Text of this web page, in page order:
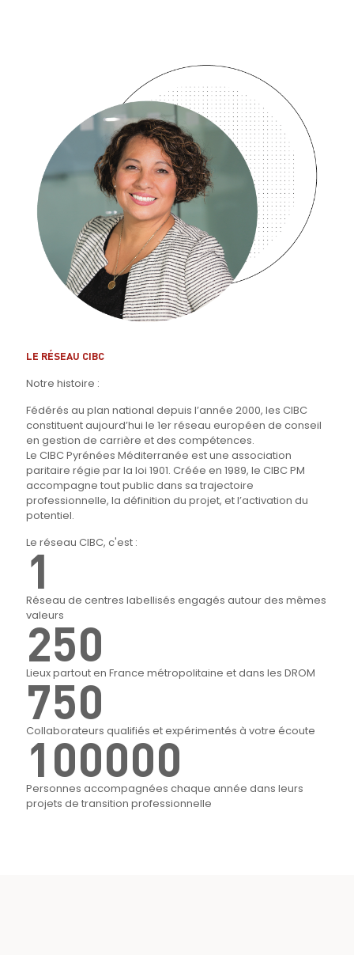
LE RÉSEAU CIBC
Notre histoire :
Fédérés au plan national depuis l’année 2000, les CIBC
constituent aujourd’hui le 1er réseau européen de conseil
en gestion de carrière et des compétences.
Le CIBC Pyrénées Méditerranée est une association
paritaire régie par la loi 1901. Créée en 1989, le CIBC PM
accompagne tout public dans sa trajectoire
professionnelle, la définition du projet, et l’activation du
potentiel.
Le réseau CIBC, c'est :
1
Réseau de centres labellisés engagés autour des mêmes
valeurs
250
Lieux partout en France métropolitaine et dans les DROM
750
Collaborateurs qualifiés et expérimentés à votre écoute
100000
Personnes accompagnées chaque année dans leurs
projets de transition professionnelle